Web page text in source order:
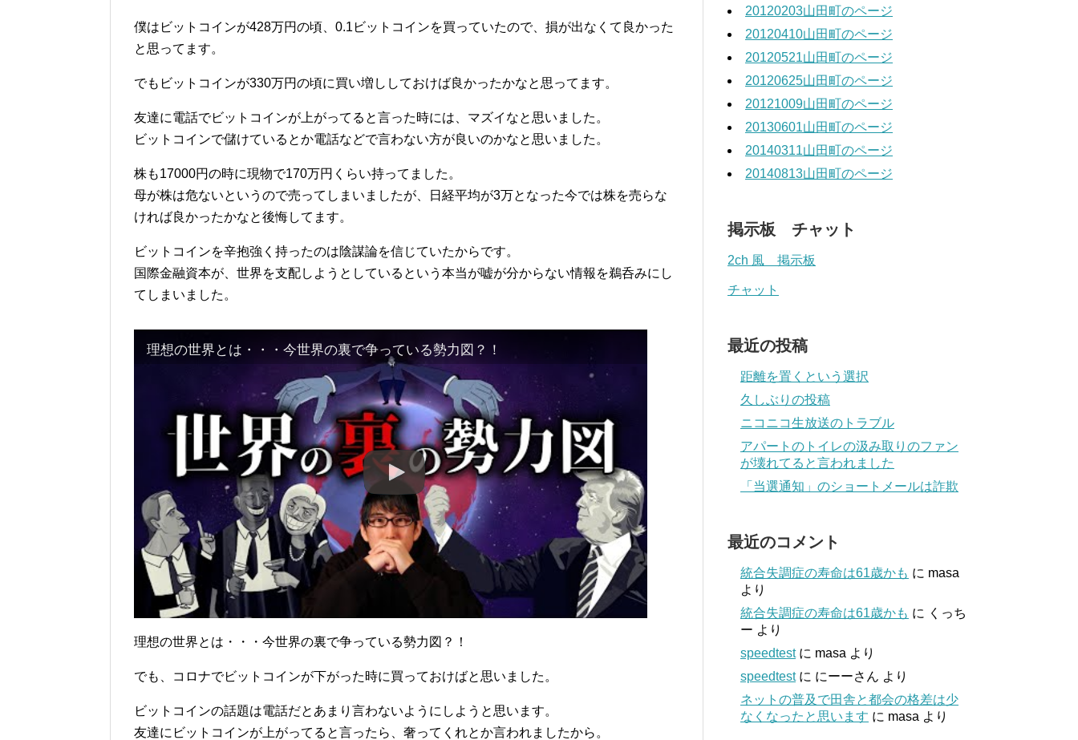
僕はビットコインが428万円の頃、0.1ビットコインを買っていたので、損が出なくて良かった
と思ってます。
でもビットコインが330万円の頃に買い増ししておけば良かったかなと思ってます。
友達に電話でビットコインが上がってると言った時には、マズイなと思いました。
ビットコインで儲けているとか電話などで言わない方が良いのかなと思いました。
株も17000円の時に現物で170万円くらい持ってました。
母が株は危ないというので売ってしまいましたが、日経平均が3万となった今では株を売らな
ければ良かったかなと後悔してます。
ビットコインを辛抱強く持ったのは陰謀論を信じていたからです。
国際金融資本が、世界を支配しようとしているという本当が嘘が分からない情報を鵜呑みにし
てしまいました。
理想の世界とは・・・今世界の裏で争っている勢力図？！
理想の世界とは・・・今世界の裏で争っている勢力図？！
でも、コロナでビットコインが下がった時に買っておけばと思いました。
ビットコインの話題は電話だとあまり言わないようにしようと思います。
友達にビットコインが上がってると言ったら、奢ってくれとか言われましたから。
20120203山田町のページ
20120410山田町のページ
20120521山田町のページ
20120625山田町のページ
20121009山田町のページ
20130601山田町のページ
20140311山田町のページ
20140813山田町のページ
掲示板 チャット
2ch 風 掲示板
チャット
最近の投稿
距離を置くという選択
久しぶりの投稿
ニコニコ生放送のトラブル
アパートのトイレの汲み取りのファン
が壊れてると言われました
「当選通知」のショートメールは詐欺
最近のコメント
統合失調症の寿命は61歳かも に masa
より
統合失調症の寿命は61歳かも に くっち
ー より
speedtestに masa より
speedtestに にーーさん より
ネットの普及で田舎と都会の格差は少
なくなったと思います に masa より